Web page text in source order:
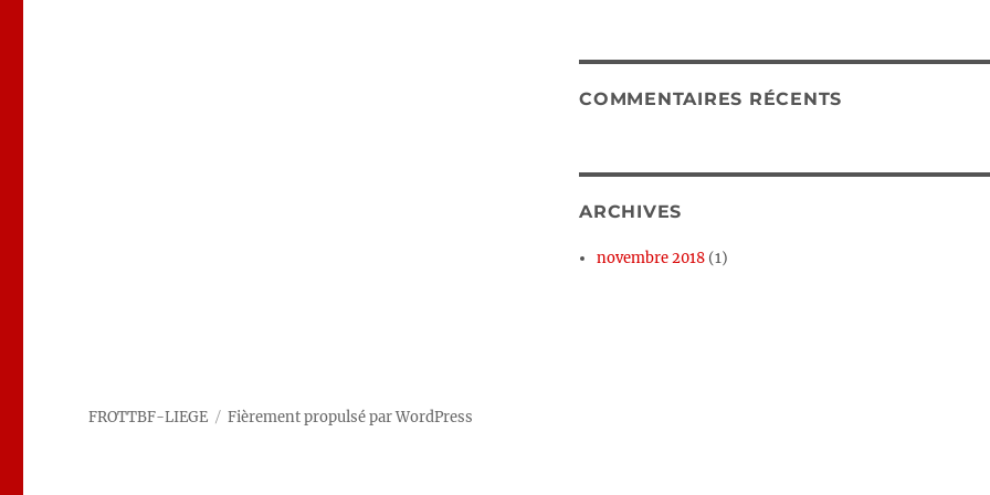
COMMENTAIRES RÉCENTS
ARCHIVES
novembre 2018 (1)
FROTTBF-LIEGE Fièrement propulsé par WordPress